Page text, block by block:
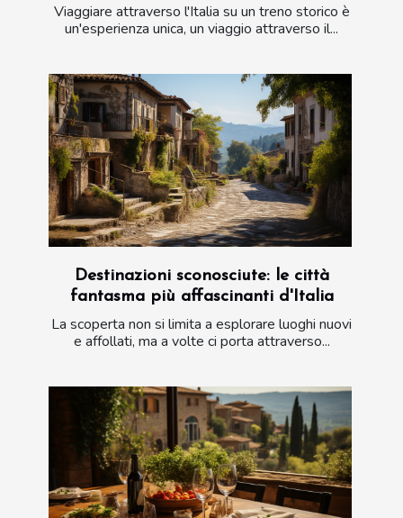
Viaggiare attraverso l'Italia su un treno storico è
un'esperienza unica, un viaggio attraverso il...
Destinazioni sconosciute: le città
fantasma più affascinanti d'Italia
La scoperta non si limita a esplorare luoghi nuovi
e affollati, ma a volte ci porta attraverso...